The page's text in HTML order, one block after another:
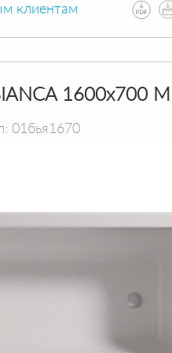
клиентам
1600х700 МГ
01бья1670